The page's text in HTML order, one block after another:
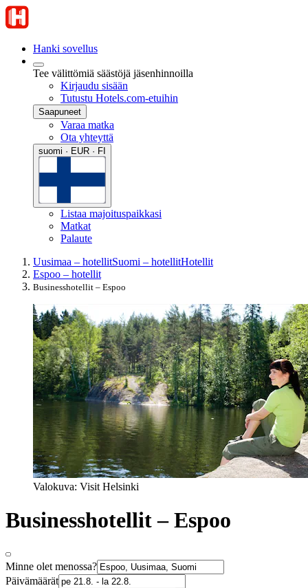
Hanki sovellus
Tee välittömiä säästöjä jäsenhinnoilla
Kirjaudu sisään
Tutustu Hotels.com-etuihin
Saapuneet
Varaa matka
Ota yhteyttä
suomi · EUR · FI
Listaa majoituspaikkasi
Matkat
Palaute
Uusimaa – hotellitSuomi – hotellitHotellit
Espoo – hotellit
Businesshotellit – Espoo
Valokuva: Visit Helsinki
Businesshotellit – Espoo
Minne olet menossa?
Päivämäärät